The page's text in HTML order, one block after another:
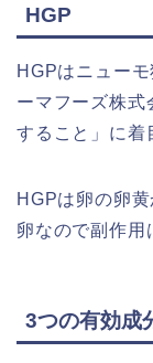
HGP
HGPはニュー
ーマフーズ株式
すること」に着
HGPは卵の卵黄
卵なので副作用
3つの有効成